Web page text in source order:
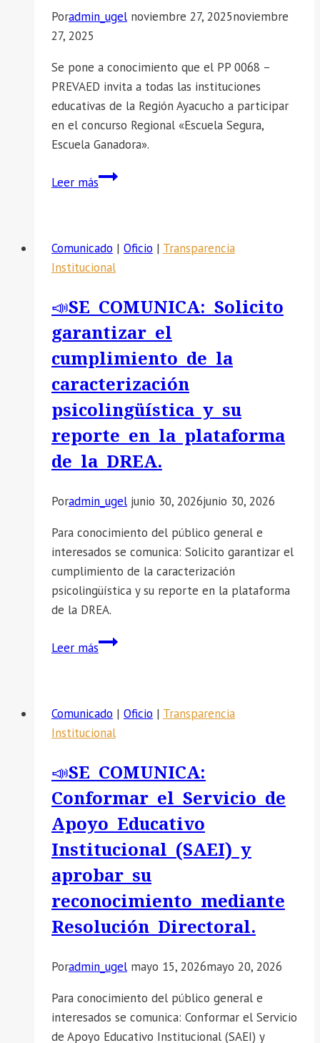
DE
N°29944
Poradmin_ugel noviembre 27, 2025noviembre
27, 2025
Se pone a conocimiento que el PP 0068 –
PREVAED invita a todas las instituciones
educativas de la Región Ayacucho a participar
en el concurso Regional «Escuela Segura,
Escuela Ganadora».
Leer más📣
LOS
DIRECTORES(AS)
CONCURSO
REGIONAL
«ESCUELA
SEGURA,
ESCUELA
GANADORA»
Comunicado | Oficio | Transparencia
Institucional
📣SE COMUNICA: Solicito
garantizar el
cumplimiento de la
caracterización
psicolingüística y su
reporte en la plataforma
de la DREA.
Poradmin_ugel junio 30, 2026junio 30, 2026
Para conocimiento del público general e
interesados se comunica: Solicito garantizar el
cumplimiento de la caracterización
psicolingüística y su reporte en la plataforma
de la DREA.
Leer más📣
garantizar
el
de
la
caracterización
psicolingüística
y
su
reporte
en
la
de
DREA.
Comunicado | Oficio | Transparencia
Institucional
📣SE COMUNICA:
Conformar el Servicio de
Apoyo Educativo
Institucional (SAEI) y
aprobar su
reconocimiento mediante
Resolución Directoral.
Poradmin_ugel mayo 15, 2026mayo 20, 2026
Para conocimiento del público general e
interesados se comunica: Conformar el Servicio
de Apoyo Educativo Institucional (SAEI) y